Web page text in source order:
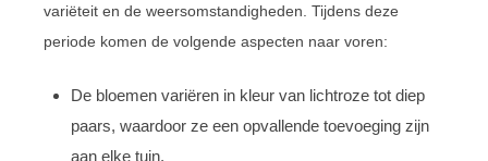
variëteit en de weersomstandigheden. Tijdens deze
periode komen de volgende aspecten naar voren:
De bloemen variëren in kleur van lichtroze tot diep
paars, waardoor ze een opvallende toevoeging zijn
aan elke tuin.